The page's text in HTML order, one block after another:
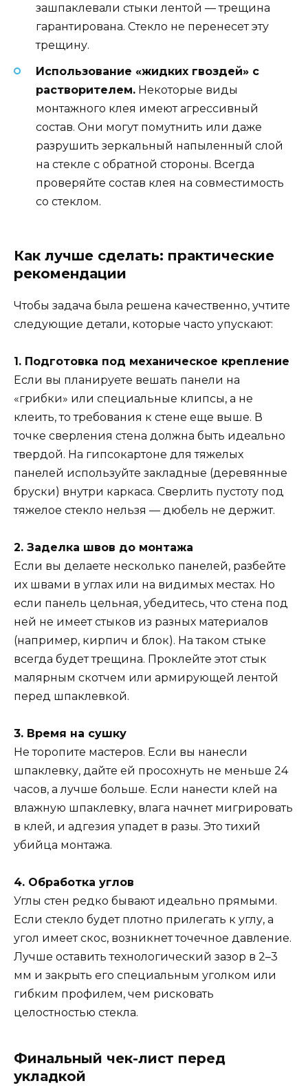
зашпаклевали стыки лентой — трещина
гарантирована. Стекло не перенесет эту
трещину.
Использование «жидких гвоздей» с
растворителем. Некоторые виды
монтажного клея имеют агрессивный
состав. Они могут помутнить или даже
разрушить зеркальный напыленный слой
на стекле с обратной стороны. Всегда
проверяйте состав клея на совместимость
со стеклом.
Как лучше сделать: практические
рекомендации
Чтобы задача была решена качественно, учтите
следующие детали, которые часто упускают:
1. Подготовка под механическое крепление
Если вы планируете вешать панели на
«грибки» или специальные клипсы, а не
клеить, то требования к стене еще выше. В
точке сверления стена должна быть идеально
твердой. На гипсокартоне для тяжелых
панелей используйте закладные (деревянные
бруски) внутри каркаса. Сверлить пустоту под
тяжелое стекло нельзя — дюбель не держит.
2. Заделка швов до монтажа
Если вы делаете несколько панелей, разбейте
их швами в углах или на видимых местах. Но
если панель цельная, убедитесь, что стена под
ней не имеет стыков из разных материалов
(например, кирпич и блок). На таком стыке
всегда будет трещина. Проклейте этот стык
малярным скотчем или армирующей лентой
перед шпаклевкой.
3. Время на сушку
Не торопите мастеров. Если вы нанесли
шпаклевку, дайте ей просохнуть не меньше 24
часов, а лучше больше. Если нанести клей на
влажную шпаклевку, влага начнет мигрировать
в клей, и адгезия упадет в разы. Это тихий
убийца монтажа.
4. Обработка углов
Углы стен редко бывают идеально прямыми.
Если стекло будет плотно прилегать к углу, а
угол имеет скос, возникнет точечное давление.
Лучше оставить технологический зазор в 2–3
мм и закрыть его специальным уголком или
гибким профилем, чем рисковать
целостностью стекла.
Финальный чек-лист перед
укладкой